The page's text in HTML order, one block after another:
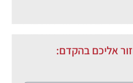
אליכם בהקדם: